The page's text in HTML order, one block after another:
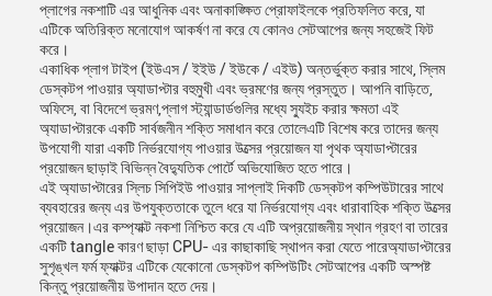
প্লাগের নকশাটি এর আধুনিক এবং অনাকাঙ্ক্ষিত প্রোফাইলকে প্রতিফলিত করে, যা
এটিকে অতিরিক্ত মনোযোগ আকর্ষণ না করে যে কোনও সেটআপের জন্য সহজেই ফিট
করে।
একাধিক প্লাগ টাইপ (ইউএস / ইইউ / ইউকে / এইউ) অন্তর্ভুক্ত করার সাথে, স্লিম
ডেস্কটপ পাওয়ার অ্যাডাপ্টার বহুমুখী এবং ভ্রমণের জন্য প্রস্তুত। আপনি বাড়িতে,
অফিসে, বা বিদেশে ভ্রমণ,প্লাগ স্ট্যান্ডার্ডগুলির মধ্যে স্যুইচ করার ক্ষমতা এই
অ্যাডাপ্টারকে একটি সার্বজনীন শক্তি সমাধান করে তোলেএটি বিশেষ করে তাদের জন্য
উপযোগী যারা একটি নির্ভরযোগ্য পাওয়ার উত্সের প্রয়োজন যা পৃথক অ্যাডাপ্টারের
প্রয়োজন ছাড়াই বিভিন্ন বৈদ্যুতিক পোর্টে অভিযোজিত হতে পারে।
এই অ্যাডাপ্টারের স্লিচ সিপিইউ পাওয়ার সাপ্লাই দিকটি ডেস্কটপ কম্পিউটারের সাথে
ব্যবহারের জন্য এর উপযুক্ততাকে তুলে ধরে যা নির্ভরযোগ্য এবং ধারাবাহিক শক্তি উত্সের
প্রয়োজন।এর কম্প্যাক্ট নকশা নিশ্চিত করে যে এটি অপ্রয়োজনীয় স্থান গ্রহণ বা তারের
একটি tangle কারণ ছাড়া CPU- এর কাছাকাছি স্থাপন করা যেতে পারেঅ্যাডাপ্টারের
সুশৃঙ্খল ফর্ম ফ্যাক্টর এটিকে যেকোনো ডেস্কটপ কম্পিউটিং সেটআপের একটি অস্পষ্ট
কিন্তু প্রয়োজনীয় উপাদান হতে দেয়।